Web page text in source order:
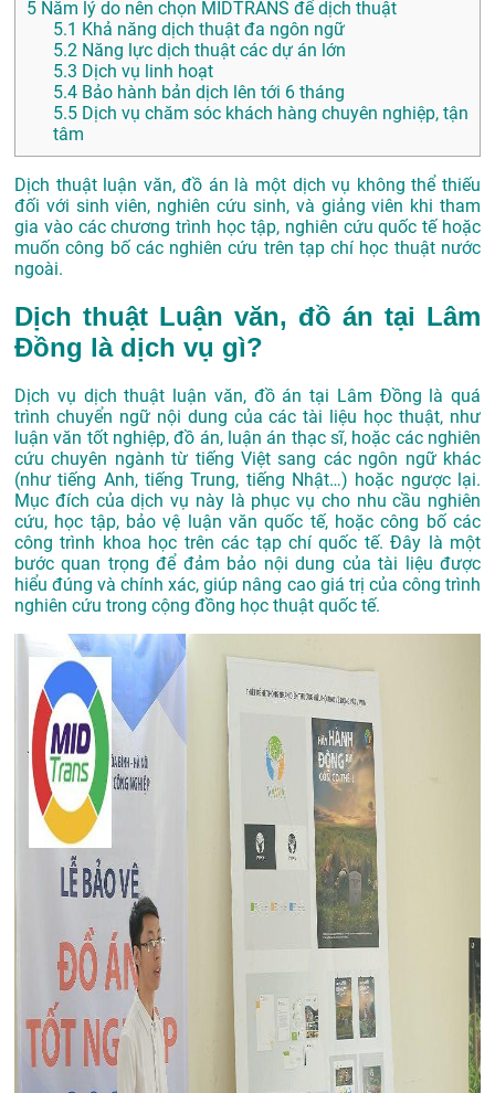
5 Năm lý do nên chọn MIDTRANS để dịch thuật
5.1 Khả năng dịch thuật đa ngôn ngữ
5.2 Năng lực dịch thuật các dự án lớn
5.3 Dịch vụ linh hoạt
5.4 Bảo hành bản dịch lên tới 6 tháng
5.5 Dịch vụ chăm sóc khách hàng chuyên nghiệp, tận
tâm
Dịch thuật luận văn, đồ án là một dịch vụ không thể thiếu
đối với sinh viên, nghiên cứu sinh, và giảng viên khi tham
gia vào các chương trình học tập, nghiên cứu quốc tế hoặc
muốn công bố các nghiên cứu trên tạp chí học thuật nước
ngoài.
Dịch thuật Luận văn, đồ án tại Lâm
Đồng là dịch vụ gì?
Dịch vụ dịch thuật luận văn, đồ án tại Lâm Đồng là quá
trình chuyển ngữ nội dung của các tài liệu học thuật, như
luận văn tốt nghiệp, đồ án, luận án thạc sĩ, hoặc các nghiên
cứu chuyên ngành từ tiếng Việt sang các ngôn ngữ khác
(như tiếng Anh, tiếng Trung, tiếng Nhật…) hoặc ngược lại.
Mục đích của dịch vụ này là phục vụ cho nhu cầu nghiên
cứu, học tập, bảo vệ luận văn quốc tế, hoặc công bố các
công trình khoa học trên các tạp chí quốc tế. Đây là một
bước quan trọng để đảm bảo nội dung của tài liệu được
hiểu đúng và chính xác, giúp nâng cao giá trị của công trình
nghiên cứu trong cộng đồng học thuật quốc tế.